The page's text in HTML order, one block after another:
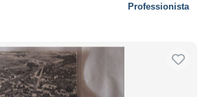
Professionista